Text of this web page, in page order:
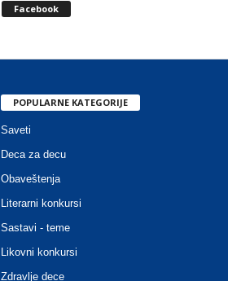
Facebook
POPULARNE KATEGORIJE
Saveti
Deca za decu
Obaveštenja
Literarni konkursi
Sastavi - teme
Likovni konkursi
Zdravlje dece